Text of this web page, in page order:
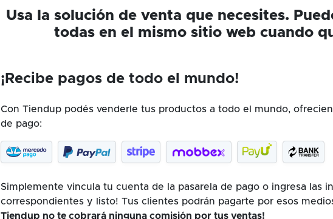
Usa la solución de venta que necesites.
todas en el mismo sitio web cuando
¡Recibe pagos de todo el mundo!
Con Tiendup podés venderle tus productos a todo el mundo,
de pago:
Simplemente vincula tu cuenta de la pasarela de pago o ingresa las
correspondientes y listo! Tus clientes podrán pagarte por esos
Tiendup no te cobrará ninguna comisión por tus ventas!